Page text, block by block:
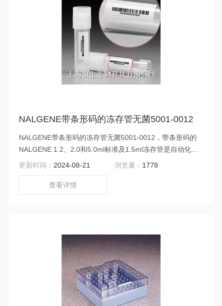
NALGENE带条形码的冻存管无菌5001-0012
NALGENE带条形码的冻存管无菌5001-0012，带条形码的
NALGENE 1.2、2.0和5.0ml标准及1.5ml冻存管是自动化数
据收集、样品库存或标记样品特性的理想选择。白色的底面
码。保证无重复数字。条形码对于异丙醇、100%丁醇、10-
更新时间： 2024-08-21 浏览量： 1778
查看详情